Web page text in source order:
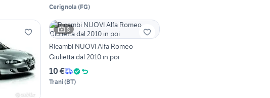
Cerignola (FG)
8
Ricambi NUOVI Alfa Romeo
Giulietta dal 2010 in poi
10 €
Trani(BT)